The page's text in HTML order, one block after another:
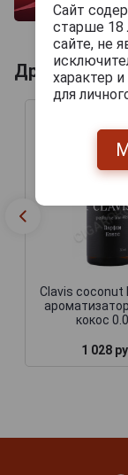
Другие
Clavis
кокос
1 028
Сайт
старше 18
сайте, не
характер
для